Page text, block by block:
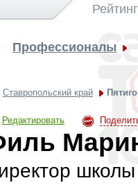
Профессионалы
Ставропольский край
Редактировать